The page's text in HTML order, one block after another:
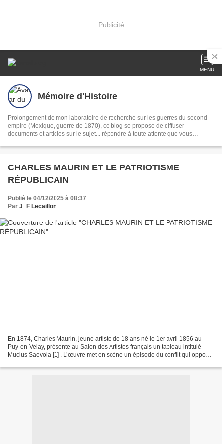
Publicité
MENU
Mémoire d'Histoire
Prolongement de mon laboratoire de recherche sur les guerres du second
empire (Mexique, guerre de 1870), ce blog se propose de diffuser
documents et articles sur le sujet... répondre à toute attente que vous
CHARLES MAURIN ET LE PATRIOTISME
RÉPUBLICAIN
Publié le 04/12/2025 à 08:37
Par J_F Lecaillon
En 1874, Charles Maurin, jeune artiste de 18 ans né le 1er avril 1856 au
Puy-en-Velay, présente au Salon des Artistes français un tableau intitulé
Mucius Saevola [1] . L’œuvre met en scène un épisode du conflit qui oppose